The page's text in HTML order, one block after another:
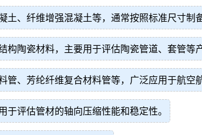
、纤维增强混凝土等，通常按照标准尺寸制
陶瓷材料，主要用于评估陶瓷管道、套管等
、芳纶纤维复合材料管等，广泛应用于航空
评估管材的轴向压缩性能和稳定性。